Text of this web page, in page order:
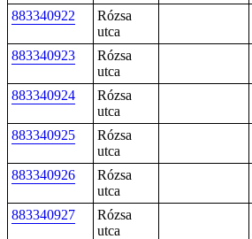
883340922
Rózsa
utca
883340923
Rózsa
utca
883340924
Rózsa
utca
883340925
Rózsa
utca
883340926
Rózsa
utca
883340927
Rózsa
utca